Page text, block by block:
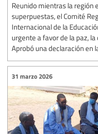
Reunido mientras la región
superpuestas, el Comité
Internacional de la
urgente a favor de la paz,
Aprobó una declaración en
31 marzo 2026